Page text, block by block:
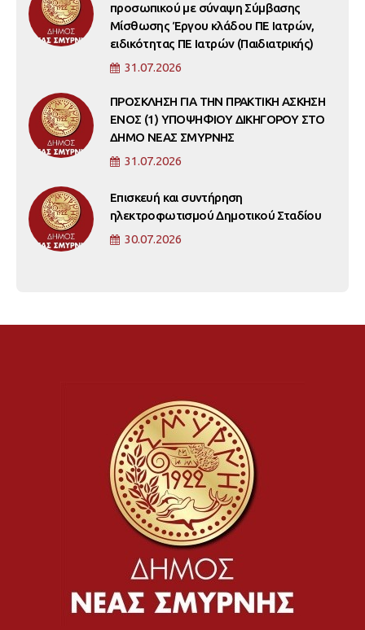
προσωπικού με σύναψη Σύμβασης
Μίσθωσης Έργου κλάδου ΠΕ Ιατρών,
ειδικότητας ΠΕ Ιατρών (Παιδιατρικής)
31.07.2026
ΠΡΟΣΚΛΗΣΗ ΓΙΑ ΤΗΝ ΠΡΑΚΤΙΚΗ ΑΣΚΗΣΗ
ΕΝΟΣ (1) ΥΠΟΨΗΦΙΟΥ ΔΙΚΗΓΟΡΟΥ ΣΤΟ
ΔΗΜΟ ΝΕΑΣ ΣΜΥΡΝΗΣ
31.07.2026
Επισκευή και συντήρηση
ηλεκτροφωτισμού Δημοτικού Σταδίου
30.07.2026